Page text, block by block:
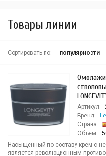
Товары линии
Сортировать по: популярности
Артикул:
Бренд:
Страна:
Объем:
Насыщенный по составу крем с
является революционным